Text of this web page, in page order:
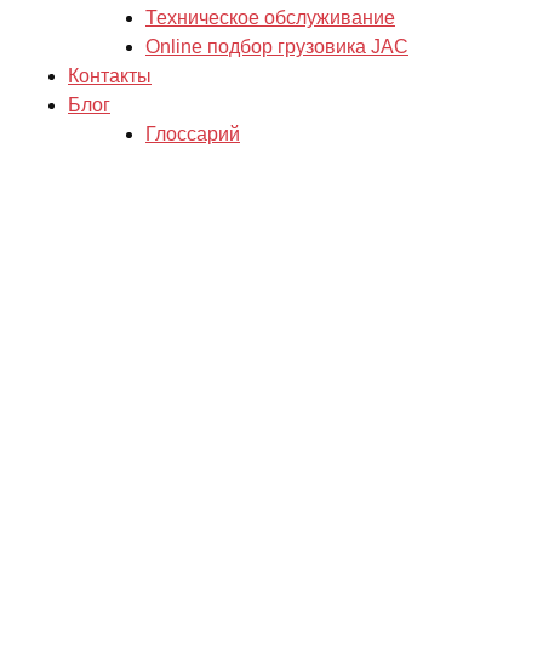
Техническое обслуживание
Online подбор грузовика JAC
Контакты
Блог
Глоссарий